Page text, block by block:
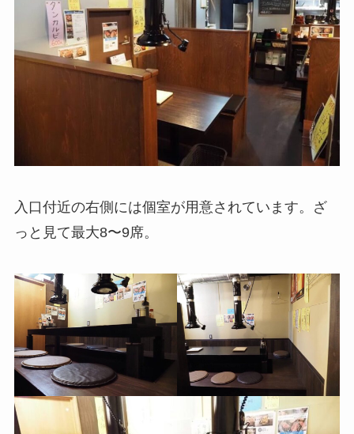
入口付近の右側には個室が用意されています。ざ
っと見て最大8〜9席。